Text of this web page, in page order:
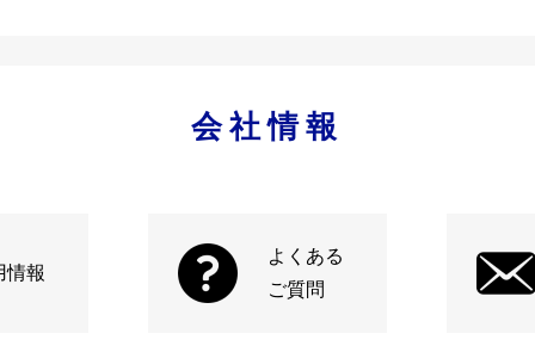
会社情報
情報
よくある
ご質問